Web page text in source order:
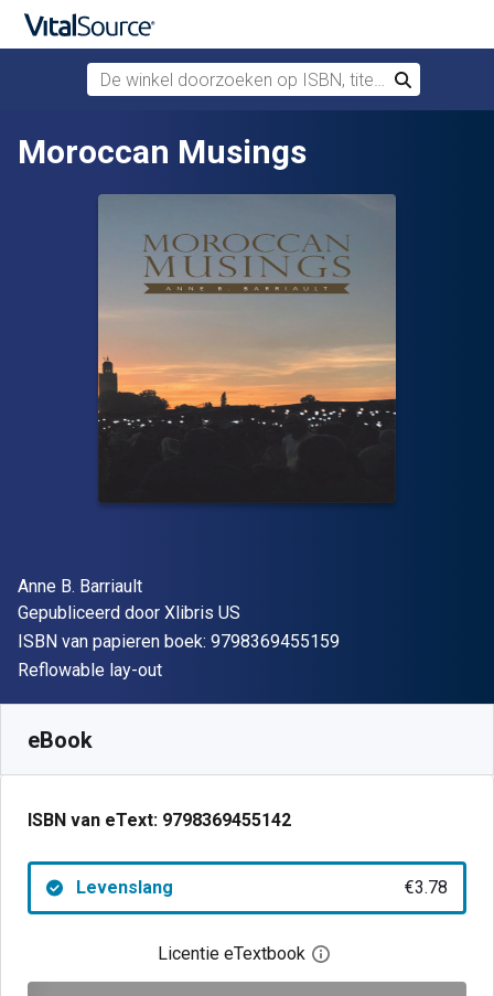
Verdergaan naar belangrijkste inhoud
De winkel doorzoeken op ISBN, titel of auteur
Zoek
Moroccan Musings
Auteur(s)
Anne B. Barriault
Uitgever
Gepubliceerd door Xlibris US
ISBN van papieren boek: 9798369455159"ISBN-13
Indeling
Reflowable lay-out
eBook
ISBN van eText: 9798369455142
Levenslang €3.78
Licentie eTextbook Open het